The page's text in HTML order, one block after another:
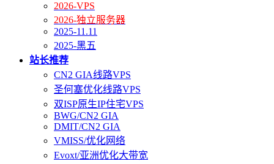
2026-VPS
2026-独立服务器
2025-11.11
2025-黑五
站长推荐
CN2 GIA线路VPS
圣何塞优化线路VPS
双ISP原生IP住宅VPS
BWG/CN2 GIA
DMIT/CN2 GIA
VMISS/优化网络
Evoxt/亚洲优化大带宽